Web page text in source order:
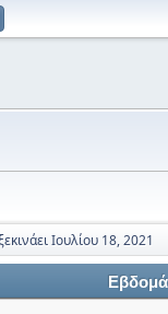
Ιουλίου 18, 2021